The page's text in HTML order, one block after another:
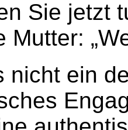
Sie jetzt
Mutter:
nicht ein